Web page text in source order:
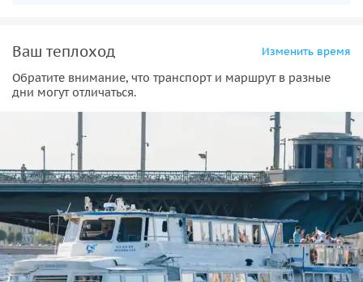
Ваш теплоход Изменить время
Обратите внимание, что транспорт и маршрут в разные
дни могут отличаться.